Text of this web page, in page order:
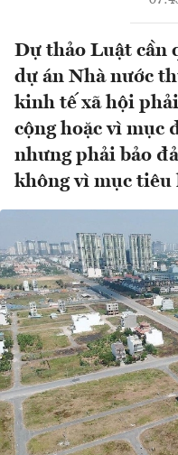
Dự thảo Luật cần
dự án Nhà nước
kinh tế xã hội
cộng hoặc vì mục
nhưng phải bảo
không vì mục tiêu